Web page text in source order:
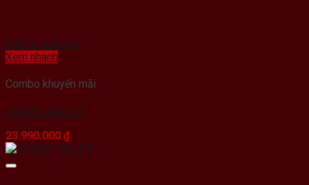
Add to wishlist
Xem nhanh
Combo khuyến mãi
COMBO SALE 9
23.990.000 ₫